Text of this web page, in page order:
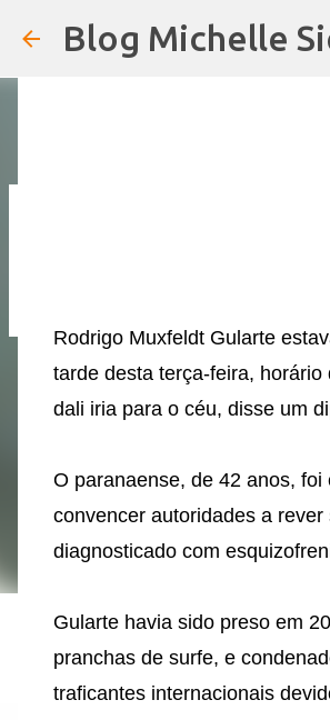
Blog Michelle
URGENTE: 13° DOS
Rodrigo Muxfeldt Gularte
tarde desta terça-feira,
dali iria para o céu, disse um
O paranaense, de 42 anos,
convencer autoridades a
diagnosticado com
Gularte havia sido preso em
pranchas de surfe, e
traficantes internacionais